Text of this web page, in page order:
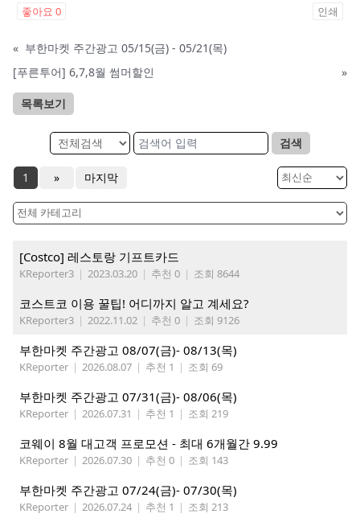
좋아요 0 인쇄
« 부한마켓 주간광고 05/15(금) - 05/21(목)
[푸른투어] 6,7,8월 썸머할인
»
목록보기
검색
1 » 마지막
[Costco] 레스토랑 기프트카드
KReporter3 | 2023.03.20 | 추천 0 | 조회 8644
코스트코 이용 꿀팁! 어디까지 알고 계세요?
KReporter3 | 2022.11.02 | 추천 0 | 조회 9126
부한마켓 주간광고 08/07(금)- 08/13(목)
KReporter | 2026.08.07 | 추천 1 | 조회 69
부한마켓 주간광고 07/31(금)- 08/06(목)
KReporter | 2026.07.31 | 추천 1 | 조회 219
코웨이 8월 대고객 프로모션 - 최대 6개월간 9.99
KReporter | 2026.07.30 | 추천 0 | 조회 143
부한마켓 주간광고 07/24(금)- 07/30(목)
KReporter | 2026.07.24 | 추천 1 | 조회 213